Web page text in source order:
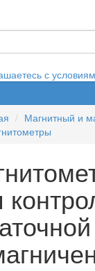
с
Магнитный и